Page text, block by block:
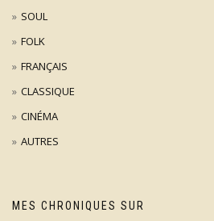
SOUL
FOLK
FRANÇAIS
CLASSIQUE
CINÉMA
AUTRES
MES CHRONIQUES SUR